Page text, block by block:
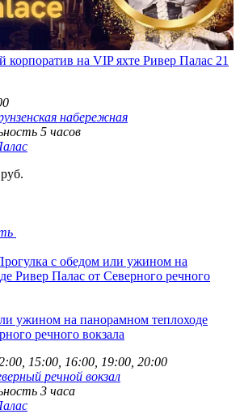
на VIP яхте Ривер Палас 21
набережная
5 часов
ужином на панорамном теплоходе
речного вокзала
15:00, 16:00, 19:00, 20:00
речной вокзал
3 часа